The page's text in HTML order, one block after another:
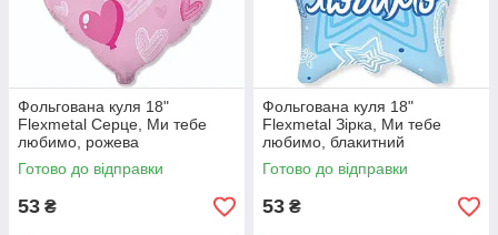
Фольгована куля 18"
Flexmetal Серце, Ми тебе
любимо, рожева
Готово до відправки
53 ₴
Фольгована куля 18"
Flexmetal Зірка, Ми тебе
любимо, блакитний
Готово до відправки
53 ₴